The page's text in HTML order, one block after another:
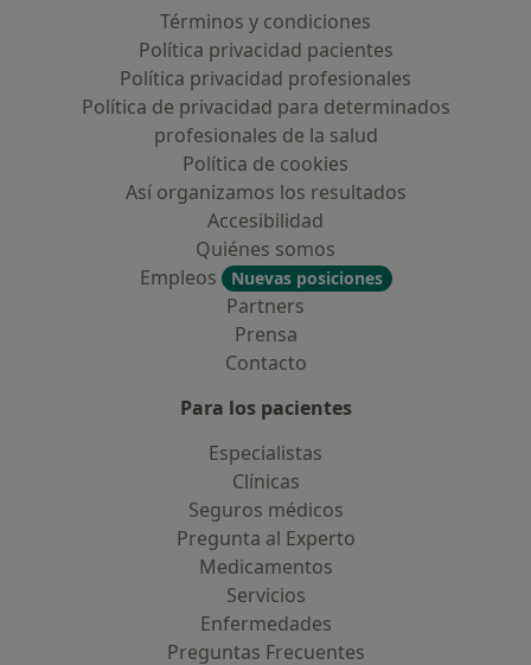
Términos y condiciones
Política privacidad pacientes
Política privacidad profesionales
Política de privacidad para determinados
profesionales de la salud
Política de cookies
Así organizamos los resultados
Accesibilidad
Quiénes somos
Empleos
Nuevas posiciones
Partners
Prensa
Contacto
Para los pacientes
Especialistas
Clínicas
Seguros médicos
Pregunta al Experto
Medicamentos
Servicios
Enfermedades
Preguntas Frecuentes